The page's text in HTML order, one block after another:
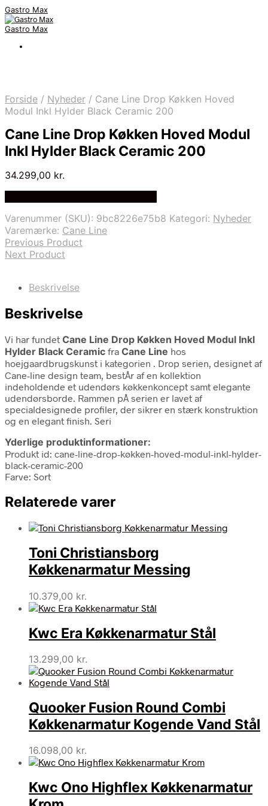
Gastro Max
Gastro Max
Forside / Nyheder / Cane Line Drop Køkken Hoved
Modul Inkl Hylder Black Ceramic 200
Cane Line Drop Køkken Hoved Modul
Inkl Hylder Black Ceramic 200
34.299,00 kr.
Varenummer (SKU): 9bc8226e75b8 Kategori: Nyheder
Varemærke: Cane Line
Previous Product
Next Product
Beskrivelse
Beskrivelse
Vi har fundet Cane Line Drop Køkken Hoved Modul Inkl
Hylder Black Ceramic fra Cane Line hos
hoejgaardbrugskunst i kategorien . Drop serien, designet af
Cane-line design team, bestÅr af en kollektion
indeholdende et udendørs køkkenkoncept samt elegante
udendørsborde. Rammen pÅ serien er lavet af
specialdesignede profiler, der sikrer en stærk konstruktion
og en elegant finish. Seri
Yderlige produktinformationer:
Produkt id: cane-line-drop-køkken-hoved-modul-inkl-hylder-
black-ceramic-200
Farve: Sort
Relaterede varer
Toni Christiansborg
Køkkenarmatur Messing
10.379,00 kr.
Kwc Era Køkkenarmatur Stål
13.299,00 kr.
Quooker Fusion Round Combi
Køkkenarmatur Kogende Vand Stål
16.098,00 kr.
Kwc Ono Highflex Køkkenarmatur